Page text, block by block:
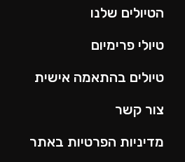
הטיולים שלנו
טיולי פרימיום
טיולים בהתאמה אישית
צור קשר
מדיניות הפרטיות באתר